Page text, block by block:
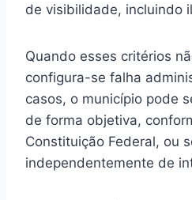
de visibilidade, incluindo
Quando esses critérios
configura-se falha
casos, o município pode
de forma objetiva,
Constituição Federal, ou
independentemente de